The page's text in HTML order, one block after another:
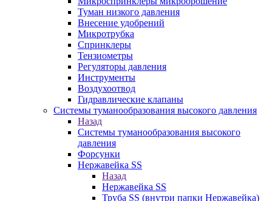
Туман низкого давления
Внесение удобрений
Микротрубка
Спринклеры
Тензиометры
Регуляторы давления
Инструменты
Воздухоотвод
Гидравлические клапаны
Системы туманообразования высокого давления
Назад
Системы туманообразования высокого
давления
Форсунки
Нержавейка SS
Назад
Нержавейка SS
Труба SS (внутри папки Нержавейка)